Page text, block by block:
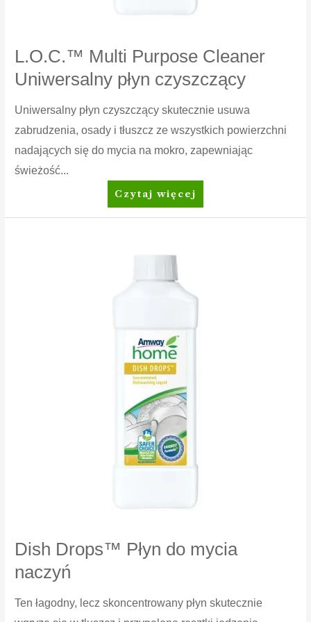
L.O.C.™ Multi Purpose Cleaner
Uniwersalny płyn czyszczący
Uniwersalny płyn czyszczący skutecznie usuwa
zabrudzenia, osady i tłuszcz ze wszystkich powierzchni
nadających się do mycia na mokro, zapewniając
świeżość...
L.O.C.™
Multi
Uniwersalny
czyszczący
Czytaj więcej
Dish Drops™ Płyn do mycia
naczyń
Ten łagodny, lecz skoncentrowany płyn skutecznie